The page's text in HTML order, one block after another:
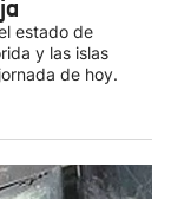
estado de
y las islas
de hoy.